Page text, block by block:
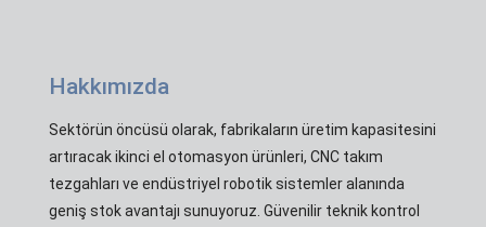
Hakkımızda
Sektörün öncüsü olarak, fabrikaların üretim kapasitesini
artıracak ikinci el otomasyon ürünleri, CNC takım
tezgahları ve endüstriyel robotik sistemler alanında
geniş stok avantajı sunuyoruz. Güvenilir teknik kontrol